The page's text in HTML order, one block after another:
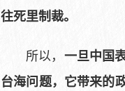
往死里制裁。
所以， 一旦中国
台海问题，它带来的